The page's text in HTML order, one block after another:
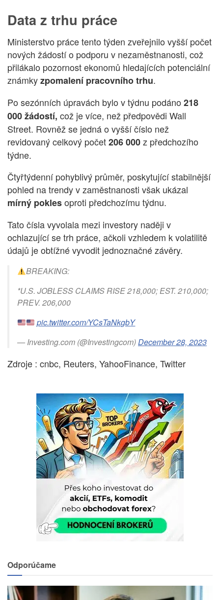
Data z trhu práce
Ministerstvo práce tento týden zveřejnilo vyšší počet
nových žádostí o podporu v nezaměstnanosti, což
přilákalo pozornost ekonomů hledajících potenciální
známkyzpomalení pracovního trhu.
Po sezónních úpravách bylo v týdnu podáno 218
000 žádostí, což je více, než předpovědi Wall
Street. Rovněž se jedná o vyšší číslo než
revidovaný celkový počet206 000z předchozího
týdne.
Čtyřtýdenní pohyblivý průměr, poskytující stabilnější
pohled na trendy v zaměstnanosti však ukázal
mírný poklesoproti předchozímu týdnu.
Tato čísla vyvolala mezi investory naději v
ochlazující se trh práce, ačkoli vzhledem k volatilitě
údajů je obtížné vyvodit jednoznačné závěry.
BREAKING:
*U.S. JOBLESS CLAIMS RISE 218,000; EST. 210,000;
PREV. 206,000
pic.twitter.com/YCsTaNkgbY
— Investing.com (@Investingcom)December 28, 2023
Zdroje : cnbc, Reuters, YahooFinance, Twitter
Odporúčame